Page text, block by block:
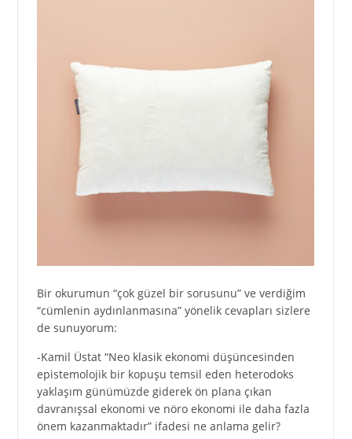
Bir okurumun “çok güzel bir sorusunu” ve verdiğim
“cümlenin aydınlanmasına” yönelik cevapları sizlere
de sunuyorum:
-Kamil Üstat “Neo klasik ekonomi düşüncesinden
epistemolojik bir kopuşu temsil eden heterodoks
yaklaşım günümüzde giderek ön plana çıkan
davranışsal ekonomi ve nöro ekonomi ile daha fazla
önem kazanmaktadır” ifadesi ne anlama gelir?